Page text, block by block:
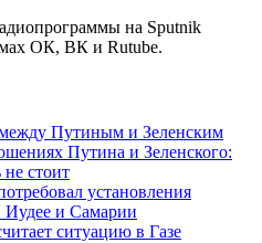
на Sputnik
ОК, ВК и Rutube.
Путиным и Зеленским
Путина и Зеленского:
стоит
установления
Иудее и Самарии
ситуацию в Газе